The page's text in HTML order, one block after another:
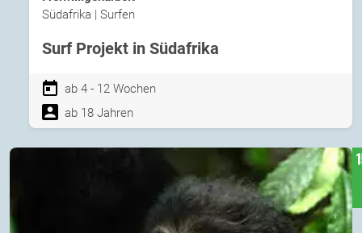
Südafrika | Surfen
Surf Projekt in Südafrika
ab 4 - 12 Wochen
ab 18 Jahren